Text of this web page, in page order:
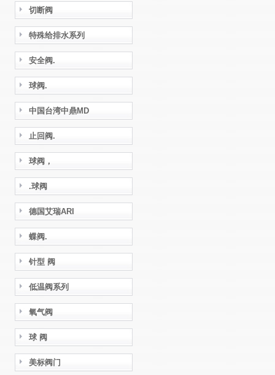
切断阀
特殊给排水系列
安全阀.
球阀.
中国台湾中鼎MD
止回阀.
球阀，
.球阀
德国艾瑞ARI
蝶阀.
针型 阀
低温阀系列
氧气阀
球 阀
美标阀门